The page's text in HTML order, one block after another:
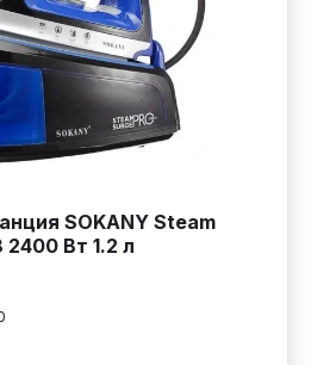
SOKANY Steam
2400 Вт 1.2 л